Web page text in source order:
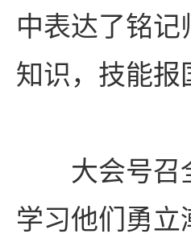
中表达了铭
知识，技能
大会号
学习他们勇